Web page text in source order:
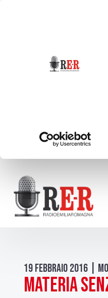
19 Febbraio 2016 |
Materia